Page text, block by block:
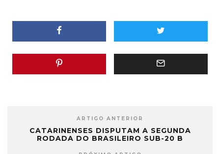
ARTIGO ANTERIOR
CATARINENSES DISPUTAM A SEGUNDA
RODADA DO BRASILEIRO SUB-20 B